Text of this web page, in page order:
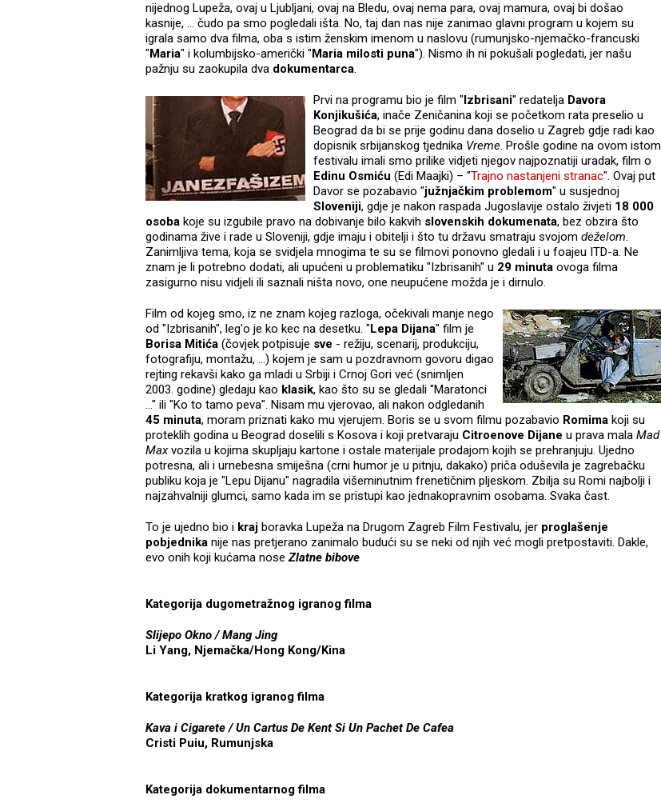
nijednog Lupeža, ovaj u Ljubljani, ovaj na Bledu, ovaj nema para, ovaj mamura, ovaj bi došao
kasnije, … čudo pa smo pogledali išta. No, taj dan nas nije zanimao glavni program u kojem su
igrala samo dva filma, oba s istim ženskim imenom u naslovu (rumunjsko-njemačko-francuski
"Maria" i kolumbijsko-američki "Maria milosti puna"). Nismo ih ni pokušali pogledati, jer našu
pažnju su zaokupila dva dokumentarca.
Prvi na programu bio je film "Izbrisani" redatelja Davora
Konjikušića, inače Zeničanina koji se početkom rata preselio u
Beograd da bi se prije godinu dana doselio u Zagreb gdje radi kao
dopisnik srbijanskog tjednika Vreme. Prošle godine na ovom istom
festivalu imali smo prilike vidjeti njegov najpoznatiji uradak, film o
Edinu Osmiću (Edi Maajki) – "Trajno nastanjeni stranac". Ovaj put
Davor se pozabavio "južnjačkim problemom" u susjednoj
Sloveniji, gdje je nakon raspada Jugoslavije ostalo živjeti 18 000
osoba koje su izgubile pravo na dobivanje bilo kakvih slovenskih dokumenata, bez obzira što
godinama žive i rade u Sloveniji, gdje imaju i obitelji i što tu državu smatraju svojom deželom.
Zanimljiva tema, koja se svidjela mnogima te su se filmovi ponovno gledali i u foajeu ITD-a. Ne
znam je li potrebno dodati, ali upućeni u problematiku "Izbrisanih" u 29 minuta ovoga filma
zasigurno nisu vidjeli ili saznali ništa novo, one neupućene možda je i dirnulo.
Film od kojeg smo, iz ne znam kojeg razloga, očekivali manje nego
od "Izbrisanih", leg'o je ko kec na desetku. "Lepa Dijana" film je
Borisa Mitića (čovjek potpisuje sve - režiju, scenarij, produkciju,
fotografiju, montažu, …) kojem je sam u pozdravnom govoru digao
rejting rekavši kako ga mladi u Srbiji i Crnoj Gori već (snimljen
2003. godine) gledaju kao klasik, kao što su se gledali "Maratonci
…" ili "Ko to tamo peva". Nisam mu vjerovao, ali nakon odgledanih
45 minuta, moram priznati kako mu vjerujem. Boris se u svom filmu pozabavio Romima koji su
proteklih godina u Beograd doselili s Kosova i koji pretvaraju Citroenove Dijane u prava mala Mad
Maxvozila u kojima skupljaju kartone i ostale materijale prodajom kojih se prehranjuju. Ujedno
potresna, ali i urnebesna smiješna (crni humor je u pitnju, dakako) priča oduševila je zagrebačku
publiku koja je "Lepu Dijanu" nagradila višeminutnim frenetičnim pljeskom. Zbilja su Romi najbolji i
najzahvalniji glumci, samo kada im se pristupi kao jednakopravnim osobama. Svaka čast.
To je ujedno bio i kraj boravka Lupeža na Drugom Zagreb Film Festivalu, jer proglašenje
pobjednika nije nas pretjerano zanimalo budući su se neki od njih već mogli pretpostaviti. Dakle,
evo onih koji kućama noseZlatne bibove
Kategorija dugometražnog igranog filma
Slijepo Okno / Mang Jing
Li Yang, Njemačka/Hong Kong/Kina
Kategorija kratkog igranog filma
Kava i Cigarete / Un Cartus De Kent Si Un Pachet De Cafea
Cristi Puiu, Rumunjska
Kategorija dokumentarnog filma